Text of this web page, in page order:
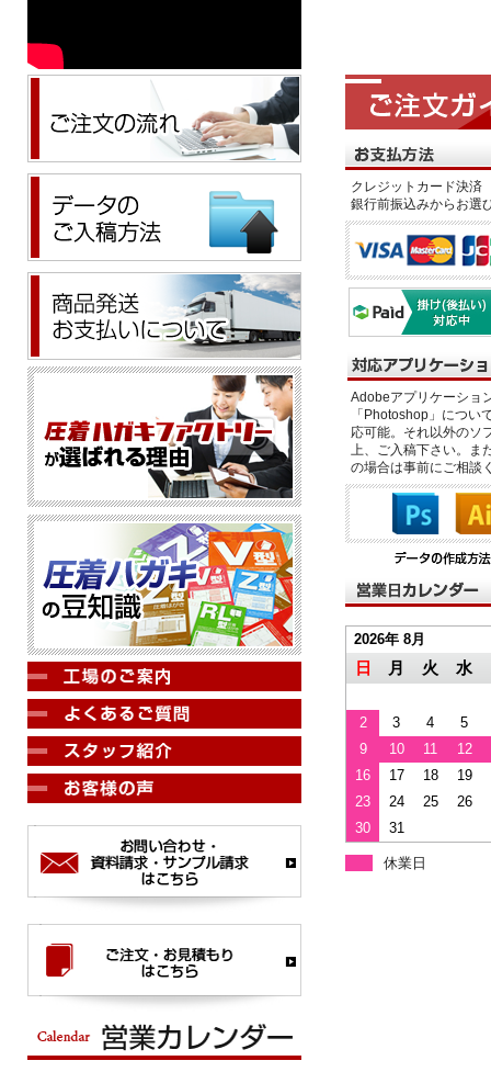
クレジットカード決
銀行前振込みからお選
Adobeアプリケーショ
「Photoshop」につい
応可能。それ以外のソ
上、ご入稿下さい。ま
の場合は事前にご相談
2026年 8月
日 月 火 水
2 3 4
5
9
10 11
12
16
17 18
19
23
24 25
26
30
31
休業日